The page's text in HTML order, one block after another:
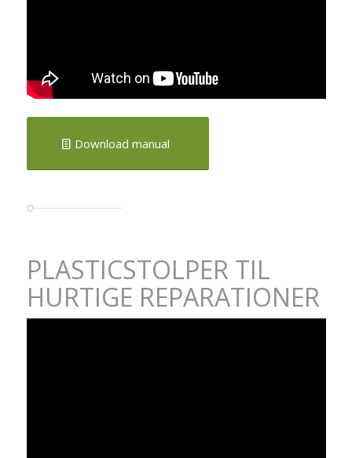
Download manual
PLASTICSTOLPER TIL
HURTIGE REPARATIONER